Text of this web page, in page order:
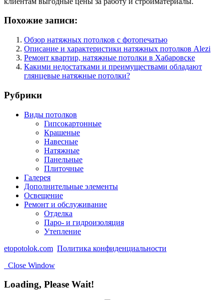
Похожие записи:
Обзор натяжных потолков с фотопечатью
Описание и характеристики натяжных потолков Alezi
Ремонт квартир, натяжные потолки в Хабаровске
Какими недостатками и преимуществами обладают
глянцевые натяжные потолки?
Рубрики
Виды потолков
Гипсокартонные
Крашеные
Навесные
Натяжные
Панельные
Плиточные
Галерея
Дополнительные элементы
Освещение
Ремонт и обслуживание
Отделка
Паро- и гидроизоляция
Утепление
etopotolok.com Политика конфиденциальности
Close Window
Loading, Please Wait!